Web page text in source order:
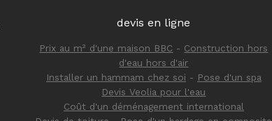
devis en ligne
Prix au m² d'une maison BBC - Construction hors
d'eau hors d'air
Installer un hammam chez soi - Pose d'un spa
Devis Veolia pour l'eau
Coût d'un déménagement international